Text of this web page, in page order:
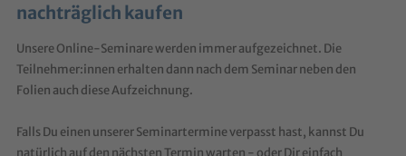
nachträglich kaufen
Unsere Online-Seminare werden immer aufgezeichnet. Die
Teilnehmer:innen erhalten dann nach dem Seminar neben den
Folien auch diese Aufzeichnung.
Falls Du einen unserer Seminartermine verpasst hast, kannst Du
natürlich auf den nächsten Termin warten - oder Dir einfach